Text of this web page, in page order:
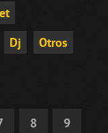
Dj Otros
8 9